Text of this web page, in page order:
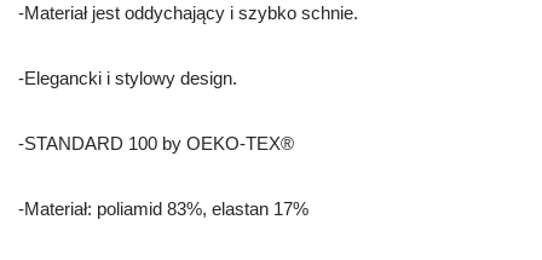
-Materiał jest oddychający i szybko schnie.
-Elegancki i stylowy design.
-STANDARD 100 by OEKO-TEX®
-Materiał: poliamid 83%, elastan 17%